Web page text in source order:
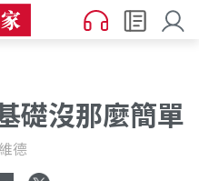
礎沒那麼簡單
德